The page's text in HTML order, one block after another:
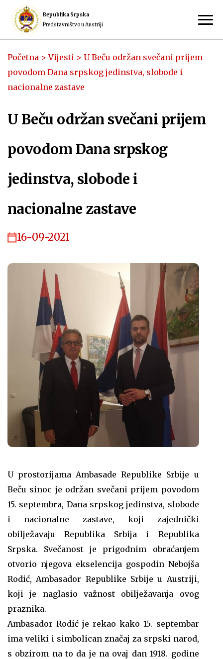
Republika Srpska
Predstavništvo u Austriji
Početna >Vijesti > U Beču održan svečani prijem
povodom Dana srpskog jedinstva, slobode i
nacionalne zastave
U Beču održan svečani prijem
povodom Dana srpskog
jedinstva, slobode i
nacionalne zastave
16-09-2021
U prostorijama Ambasade Republike Srbije u
Beču sinoc je održan svečani prijem povodom
15. septembra, Dana srpskog jedinstva, slobode
i nacionalne zastave, koji zajednički
obilježavaju Republika Srbija i Republika
Srpska. Svečanost je prigodnim obraćanjem
otvorio njegova ekselencija gospodin Nebojša
Rodić, Ambasador Republike Srbije u Austriji,
koji je naglasio važnost obilježavanja ovog
praznika.
Ambasador Rodić je rekao kako 15. septembar
ima veliki i simbolican značaj za srpski narod,
s obzirom na to da je na ovaj dan 1918. godine